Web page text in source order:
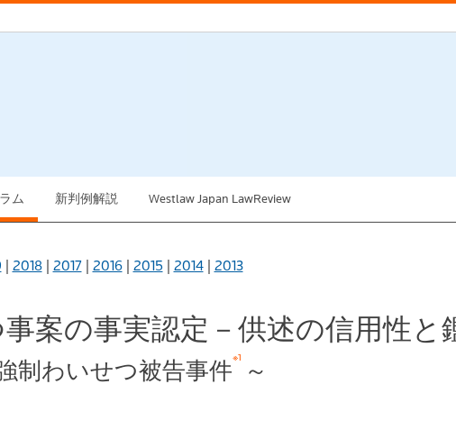
ム 新判例解説 Westlaw Japan LawReview
| 2018| 2017| 2016| 2015| 2014| 2013
案の事実認定－供述の信用性
制わいせつ被告事件※1 ～